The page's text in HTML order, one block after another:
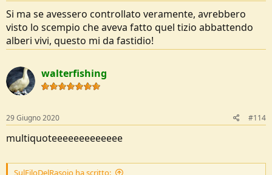
Si ma se avessero controllato veramente, avrebbero
visto lo scempio che aveva fatto quel tizio abbattendo
alberi vivi, questo mi da fastidio!
walterfishing
29 Giugno 2020 #114
multiquoteeeeeeeeeeeee
SulFiloDelRasoio ha scritto: